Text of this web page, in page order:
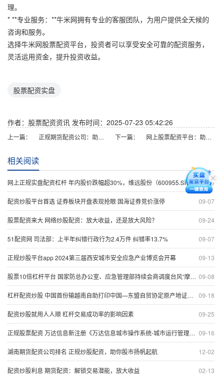
理。
* **专业服务：**牛米网拥有专业的客服团队，为用户提供全天候的
咨询和服务。
选择牛米网股票配资平台，投资者可以享受安全可靠的配资服务，
灵活运用资金，提升投资收益。
股票配资实盘
作者：股票配资资讯 发布时间：2025-07-23 05:42:26
上一篇： 正规期货配资公司：助您稳健投资，提升收益 下一篇： 网上股票配资平台：助你放大收益，把握投资良机
相关阅读
09-15
网上正规实盘配资杠杆 年内股价跌幅超30%，维远股份（600955.SH）9月23日解禁上市1.85亿股
09-07
配资炒股平台首选 证券板块开盘表现抢眼 国海证券竞价涨停
09-24
股票配资来大 网络炒股配资：放大收益，还是放大风险？
09-07
51配资网 司法部：上半年纠错行政行为2.4万件 纠错率13.7%
09-13
正规炒股平台app 2024第三届西安城市安全应急产业博览会开幕
09-08
股票10倍杠杆平台 国家防总办公室、应急管理部持续会商调度台风“摩羯”防御工作
09-18
杠杆配资炒股 中国首份输越南自助打印中国—东盟自贸协定原产地证书获签
09-25
配资炒股就用人人顺 杠杆交易成功率的影响因素
09-16
正规股票配资 万达信息新注册《万达信息城市操作系统-城市运行管理服务平台软件V4.0》等2个项目的软件著作权
12-02
湖南期货配资公司排名 正规炒股配资，助你股市扬帆起航
02-13
配资炒股利息 期货配资：解锁交易潜能，放大收益